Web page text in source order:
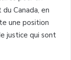
Canada, en
une position
justice qui sont